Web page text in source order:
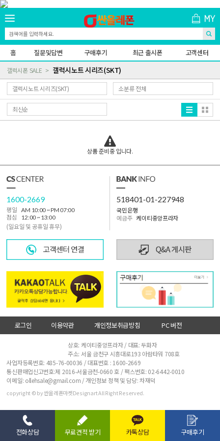
홈 질문및답변 구매후기 최근 출시폰 고객센터
갤럭시폰 SALE 갤럭시노트 시리즈(SKT)
상품 준비중 입니다.
1600-2669
평일
AM 10:00 ~ PM 07:00
점심
12:00 ~ 13:00
(일요일 및 공휴일 휴무)
518401-01-227948
국민은행
예금주 케이티중앙프라자
로그인 이용약관 개인정보취급방침
PC 버전
상호: 케이티중앙프라자 / 대표: 두화자
주소: 서울 금천구 시흥대로193 아람타워 708호
사업자등록번호: 485-76-00036 / 대표번호 : 1600-2669
통신판매업신고번호:제 2016-서울금천-0660 호 / 팩스번호: 02-6442-0010
이메일: ollehsale@gmail.com / 개인정보 정책 및 담당: 차재덕
copyright © by 싼올레폰마켓Designart All Right Reserved.
전화상담 무료견적 받기 카톡상담 구매후기